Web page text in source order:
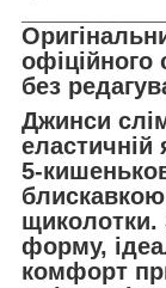
офіційного
без
Джинси
еластичній
5-
щиколотки.
форму,
комфорт